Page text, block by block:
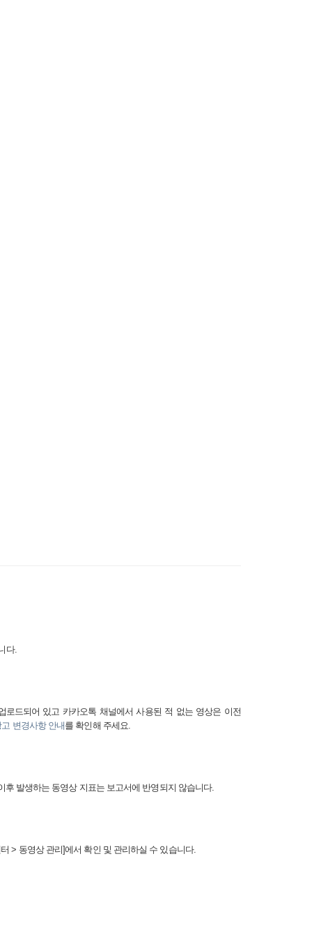
다.
로드되어 있고 카카오톡 채널에서 사용된 적 없는 영상은 이전
고 변경사항 안내를 확인해 주세요.
후 발생하는 동영상 지표는 보고서에 반영되지 않습니다.
> 동영상 관리]에서 확인 및 관리하실 수 있습니다.